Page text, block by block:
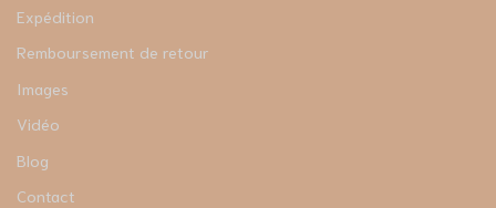
Expédition
Remboursement de retour
Images
Vidéo
Blog
Contact